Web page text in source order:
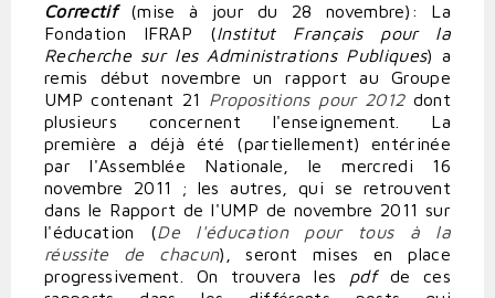
Correctif(mise à jour du 28 novembre): La
Fondation IFRAP (Institut Français pour la
Recherche sur les Administrations Publiques) a
remis début novembre un rapport au Groupe
UMP contenant 21 Propositions pour 2012dont
plusieurs concernent l'enseignement. La
première a déjà été (partiellement) entérinée
par l'Assemblée Nationale, le mercredi 16
novembre 2011 ; les autres, qui se retrouvent
dans le Rapport de l'UMP de novembre 2011 sur
l'éducation (De l'éducation pour tous à la
réussite de chacun), seront mises en place
progressivement. On trouvera les pdfde ces